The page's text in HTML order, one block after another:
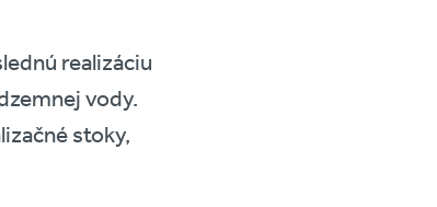
realizáciu
vody.
stoky,